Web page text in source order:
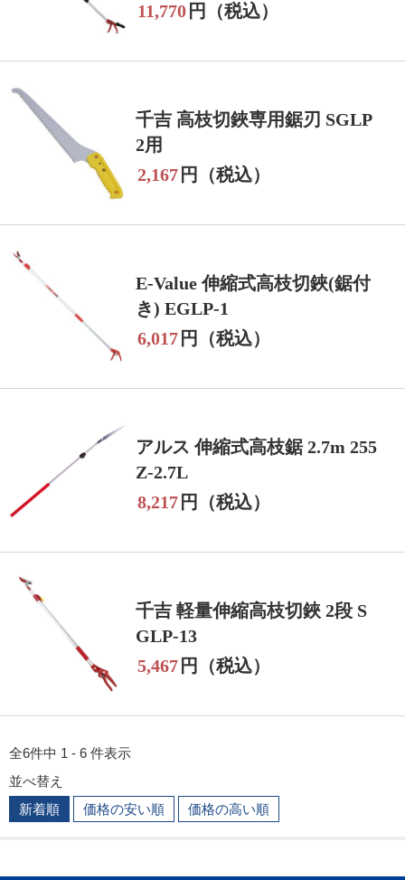
11,770 円（税込）
千吉 高枝切鋏専用鋸刃 SGLP
2用
2,167 円（税込）
E-Value 伸縮式高枝切鋏(鋸付
き) EGLP-1
6,017 円（税込）
アルス 伸縮式高枝鋸 2.7m 255
Z-2.7L
8,217 円（税込）
千吉 軽量伸縮高枝切鋏 2段 S
GLP-13
5,467 円（税込）
全6件中 1 - 6 件表示
並べ替え
新着順
価格の安い順 価格の高い順